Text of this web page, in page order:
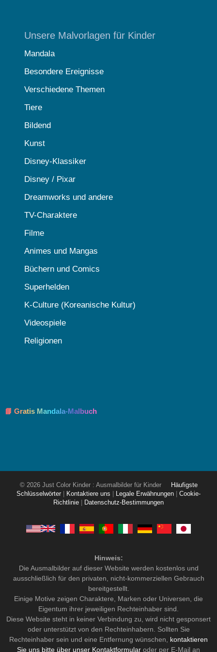
Unsere Malvorlagen für Kinder
Mandala
Besondere Ereignisse
Verschiedene Themen
Tiere
Bildend
Kunst
Disney-Klassiker
Disney / Pixar
Dreamworks und andere
TV-Charaktere
Filme
Animes und Mangas
Büchern und Comics
Superhelden
K-Culture (Koreanische Kultur)
Videospiele
Religionen
📘 Gratis Mandala-Malbuch
© 2026 Just Color Kinder : Ausmalbilder für Kinder
Häufigste
Schlüsselwörter
Kontaktiere uns Legale Erwähnungen
Cookie-
Richtlinie
Datenschutz-Bestimmungen
Hinweis:
Die Ausmalbilder auf dieser Website werden kostenlos und
ausschließlich für den privaten, nicht-kommerziellen Gebrauch
bereitgestellt.
Einige Motive zeigen Charaktere, Marken oder Universen, die
Eigentum ihrer jeweiligen Rechteinhaber sind.
Diese Website steht in keiner Verbindung zu, wird nicht gesponsert
oder unterstützt von den Rechteinhabern. Sollten Sie
Rechteinhaber sein und eine Entfernung wünschen, kontaktieren
Sie uns bitte über unser Kontaktformular oder per E-Mail an